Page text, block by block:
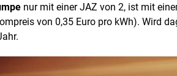
nur mit einer JAZ von 2, ist mit
von 0,35 Euro pro kWh). Wird